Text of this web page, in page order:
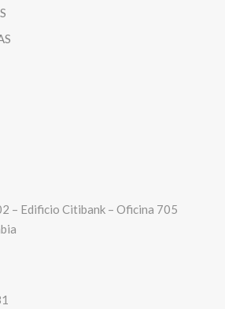
– Edificio Citibank – Oficina 705